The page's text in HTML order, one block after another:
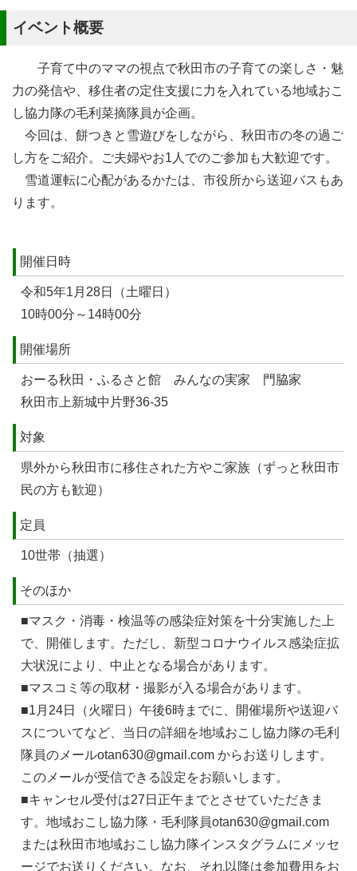
イベント概要
子育て中のママの視点で秋田市の子育ての楽しさ・魅
力の発信や、移住者の定住支援に力を入れている地域おこ
し協力隊の毛利菜摘隊員が企画。
今回は、餅つきと雪遊びをしながら、秋田市の冬の過ご
し方をご紹介。ご夫婦やお1人でのご参加も大歓迎です。
雪道運転に心配があるかたは、市役所から送迎バスもあ
ります。
開催日時
令和5年1月28日（土曜日）
10時00分～14時00分
開催場所
おーる秋田・ふるさと館 みんなの実家 門脇家
秋田市上新城中片野36-35
対象
県外から秋田市に移住された方やご家族（ずっと秋田市
民の方も歓迎）
定員
10世帯（抽選）
そのほか
■マスク・消毒・検温等の感染症対策を十分実施した上
で、開催します。ただし、新型コロナウイルス感染症拡
大状況により、中止となる場合があります。
■マスコミ等の取材・撮影が入る場合があります。
■1月24日（火曜日）午後6時までに、開催場所や送迎バ
スについてなど、当日の詳細を地域おこし協力隊の毛利
隊員のメールotan630@gmail.com からお送りします。
このメールが受信できる設定をお願いします。
■キャンセル受付は27日正午までとさせていただきま
す。地域おこし協力隊・毛利隊員otan630@gmail.com
または秋田市地域おこし協力隊インスタグラムにメッセ
ージでお送りください。なお、それ以降は参加費用をお